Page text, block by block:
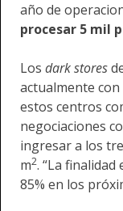
año de
procesar 5 mil
Los dark stores
actualmente
estos centros
negociaciones
ingresar a los
m2. “La
85% en los